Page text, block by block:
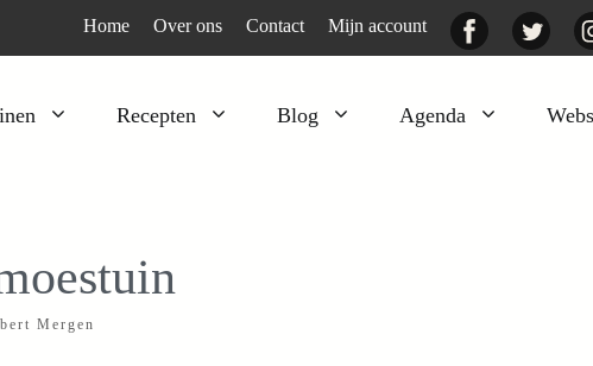
Home Over ons Contact Mijn account Facebook
Recepten Blog Agenda
Mergen